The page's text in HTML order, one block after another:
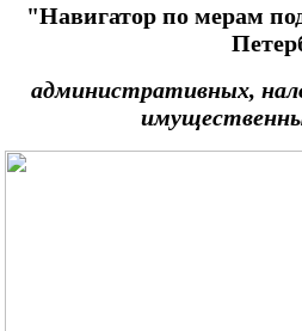
"Навигатор по мерам
административных,